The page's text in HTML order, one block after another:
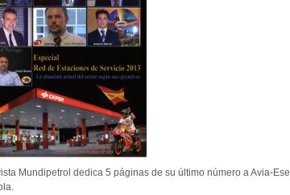
Mundipetrol dedica 5 páginas de su último número a Avia-